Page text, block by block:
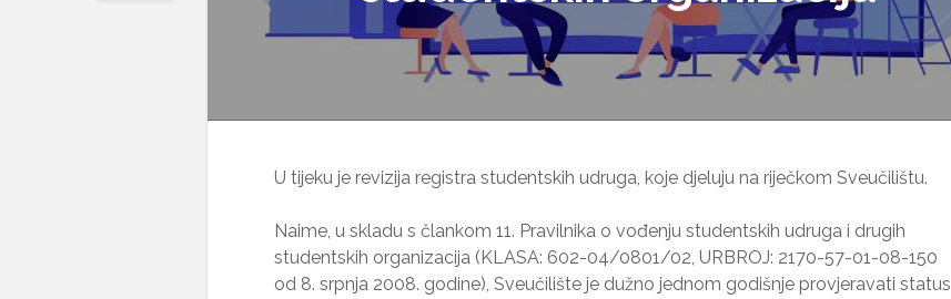
U tijeku je revizija registra studentskih udruga, koje djeluju na riječkom Sveučilištu.
Naime, u skladu s člankom 11. Pravilnika o vođenju studentskih udruga i drugih
studentskih organizacija (KLASA: 602-04/0801/02, URBROJ: 2170-57-01-08-150
od 8. srpnja 2008. godine), Sveučilište je dužno jednom godišnje provjeravati status